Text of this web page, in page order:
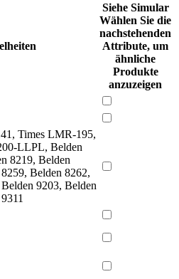
Siehe Simular
Wählen Sie die
nachstehenden
Attribute, um
ähnliche
Produkte
anzuzeigen
Times LMR-195,
LLPL, Belden
8219, Belden
Belden 8262,
9203, Belden